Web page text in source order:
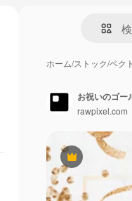
ホーム/ストック/ベク
Premium
お祝いのゴー
rawpixel.com